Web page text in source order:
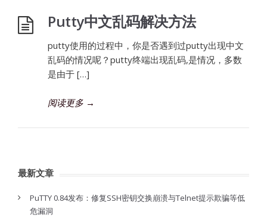
Putty中文乱码解决方法
putty使用的过程中，你是否遇到过putty出现中文
乱码的情况呢？putty终端出现乱码,是情况，多数
是由于 […]
阅读更多 →
最新文章
PuTTY 0.84发布：修复SSH密钥交换崩溃与Telnet提示欺骗等低
危漏洞